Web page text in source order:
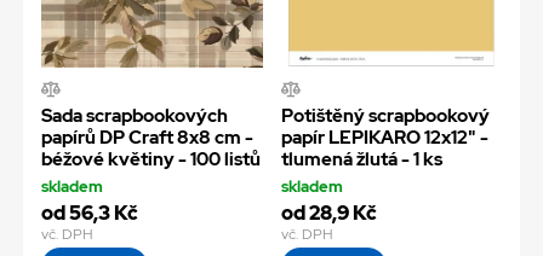
Sada scrapbookových
papírů DP Craft 8x8 cm -
béžové květiny - 100 listů
skladem
od 56,3 Kč
vč. DPH
Potištěný scrapbookový
papír LEPIKARO 12x12" -
tlumená žlutá - 1 ks
skladem
od 28,9 Kč
vč. DPH